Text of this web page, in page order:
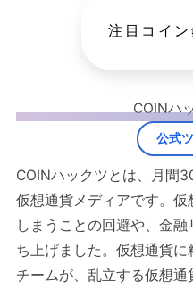
注目コイ
COINハ
公式
COINハックツとは、月間
仮想通貨メディアです。
しまうことの回避や、金
ち上げました。仮想通貨
チームが、乱立する仮想